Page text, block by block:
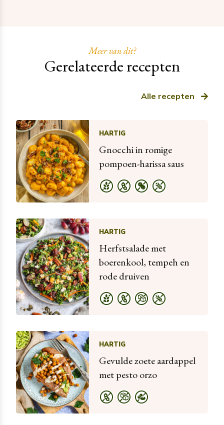
Meer van dit?
Gerelateerde recepten
Alle recepten
HARTIG
Gnocchi in romige
pompoen-harissa saus
HARTIG
Herfstsalade met
boerenkool, tempeh en
rode druiven
HARTIG
Gevulde zoete aardappel
met pesto orzo